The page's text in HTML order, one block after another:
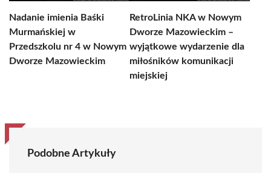
Nadanie imienia Baśki
Murmańskiej w
Przedszkolu nr 4 w Nowym
Dworze Mazowieckim
RetroLinia NKA w Nowym
Dworze Mazowieckim –
wyjątkowe wydarzenie dla
miłośników komunikacji
miejskiej
Podobne Artykuły